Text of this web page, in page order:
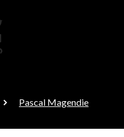
Pascal Magendie